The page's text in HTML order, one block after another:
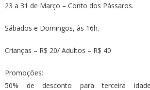
23 a 31 de Março – Conto dos Pássaros.
Sábados e Domingos, às 16h.
Crianças – R$ 20/ Adultos – R$ 40
Promoções:
50% de desconto para terceira